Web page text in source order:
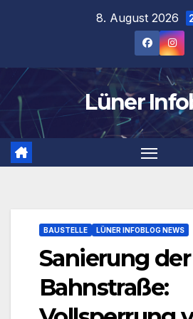
8. August 2026
Lüner
BAUSTELLE LÜNER INFOBLOG NEWS
Sanierung der
Bahnstraße: